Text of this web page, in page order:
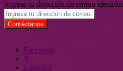
Ingresa tu dirección de correo
Facebook
X
LinkedIn